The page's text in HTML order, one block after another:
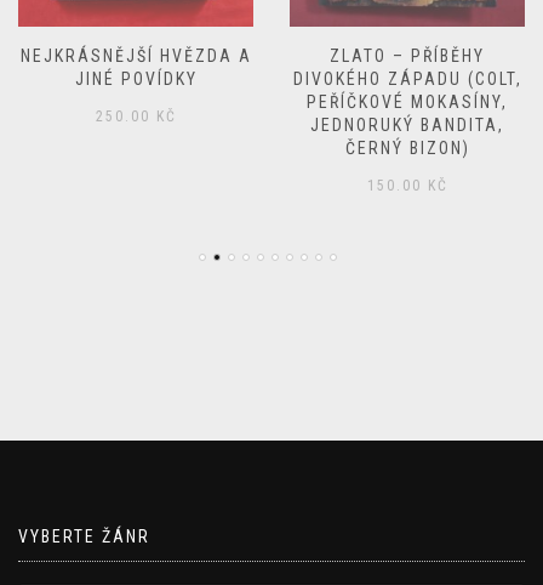
NEJKRÁSNĚJŠÍ HVĚZDA A
JINÉ POVÍDKY
250.00 KČ
ZLATO – PŘÍBĚHY
DIVOKÉHO ZÁPADU (COLT,
PEŘÍČKOVÉ MOKASÍNY,
JEDNORUKÝ BANDITA,
ČERNÝ BIZON)
150.00 KČ
VYBERTE ŽÁNR